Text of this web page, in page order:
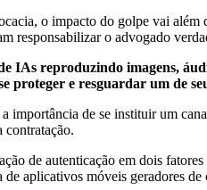
o impacto do golpe vai
responsabilizar o advogado
IAs reproduzindo imagens,
proteger e resguardar um de
a importância de se instituir um
contratação.
de autenticação em dois
de aplicativos móveis geradores